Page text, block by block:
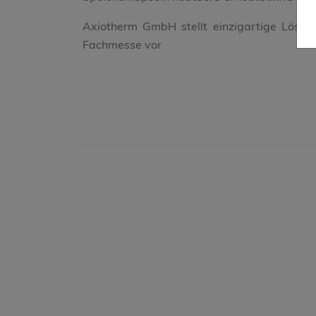
Axiotherm GmbH stellt einzigartige
Fachmesse vor